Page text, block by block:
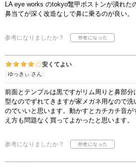
LA eye works のtokyo鼈甲ボストンが潰れた
鼻当てが深く改造なしで鼻に乗るのが良い。
参考になりましたか？
安くてよい
ゆっきぃ さん
前面とテンプルは黒ですがリム周りと鼻部
型なのでずれてきますが家メガネ用なので
のでいいと思います。動かすとカチカチ音
え方も問題なく買ってよかったと思います。
参考になりましたか？